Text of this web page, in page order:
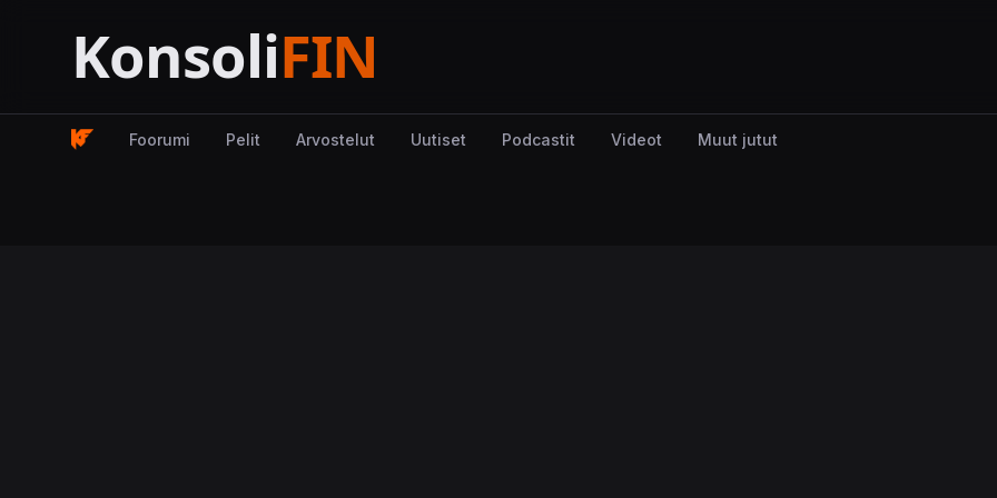
Foorumi Pelit Arvostelut Uutiset Podcastit Videot Muut jutut